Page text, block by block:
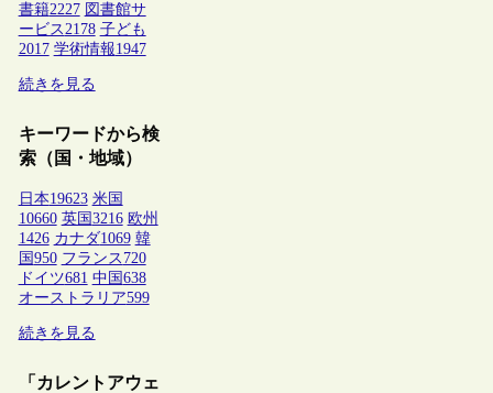
書籍2227 図書館サ
ービス2178 子ども
2017 学術情報1947
続きを見る
キーワードから検
索（国・地域）
日本19623 米国
10660 英国 3216 欧州
1426 カナダ1069 韓
国 950 フランス 720
ドイツ681 中国 638
オーストラリア599
続きを見る
「カレントアウェ